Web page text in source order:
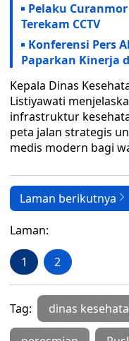
Pelaku
Terekam CCTV
Konferensi Pers
Paparkan Kinerja
​Kepala Dinas
Listiyawati
infrastruktur
peta jalan strategis
medis modern bagi
Laman berikutnya
Laman:
1 2
Tag: dinas